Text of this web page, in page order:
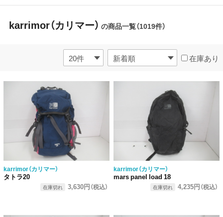
karrimor（カリマー） の商品一覧（1019件）
在庫あり
karrimor（カリマー）
タトラ20
在庫切れ 3,630円（税込）
karrimor（カリマー）
mars panel load 18
在庫切れ 4,235円（税込）